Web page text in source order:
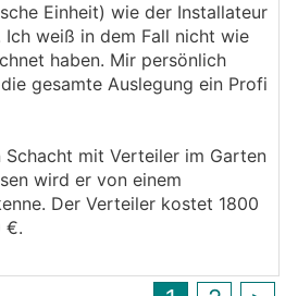
zutraust, dass du eine
warum kannst du dir dann
selber auslegen und planen
Tools? Die Profis bieten
für wenig Geld an,
zu beachten. Wie
6 Leitungen ins Haus?
was kostet er?
Einheit) wie der Installateur
Ich weiß in dem Fall nicht wie
haben. Mir persönlich
gesamte Auslegung ein Profi
mit Verteiler im Garten
wird er von einem
Der Verteiler kostet 1800
€.